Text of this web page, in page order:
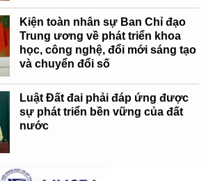
Kiện toàn nhân sự Ban Chỉ đạo
Trung ương về phát triển khoa
học, công nghệ, đổi mới sáng tạo
và chuyển đổi số
Luật Đất đai phải đáp ứng được
sự phát triển bền vững của đất
nước